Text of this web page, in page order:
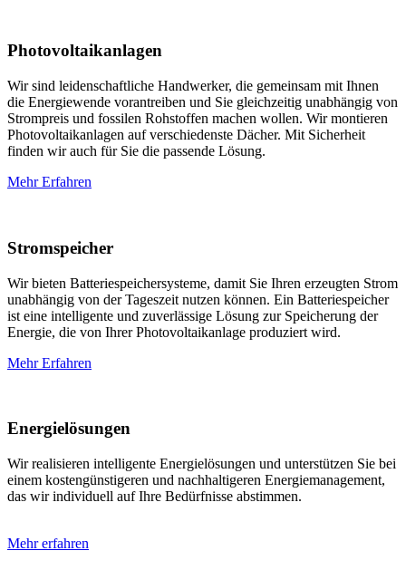
Photovoltaikanlagen
Wir sind leidenschaftliche Handwerker, die gemeinsam mit Ihnen
die Energiewende vorantreiben und Sie gleichzeitig unabhängig von
Strompreis und fossilen Rohstoffen machen wollen. Wir montieren
Photovoltaikanlagen auf verschiedenste Dächer. Mit Sicherheit
finden wir auch für Sie die passende Lösung.
Mehr Erfahren
Stromspeicher
Wir bieten Batteriespeichersysteme, damit Sie Ihren erzeugten Strom
unabhängig von der Tageszeit nutzen können. Ein Batteriespeicher
ist eine intelligente und zuverlässige Lösung zur Speicherung der
Energie, die von Ihrer Photovoltaikanlage produziert wird.
Mehr Erfahren
Energielösungen
Wir realisieren intelligente Energielösungen und unterstützen Sie bei
einem kostengünstigeren und nachhaltigeren Energiemanagement,
das wir individuell auf Ihre Bedürfnisse abstimmen.
Mehr erfahren